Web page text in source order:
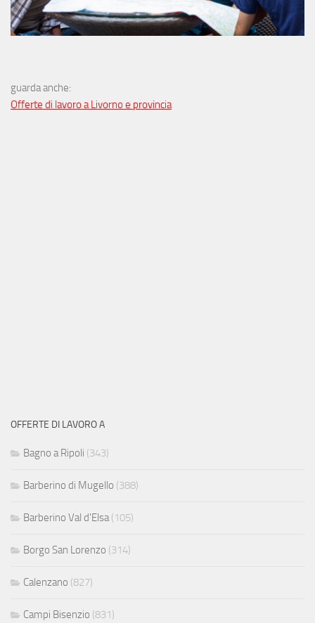
guarda anche:
Offerte di lavoro a Livorno e provincia
OFFERTE DI LAVORO A
Bagno a Ripoli (343)
Barberino di Mugello (388)
Barberino Val d'Elsa(105)
Borgo San Lorenzo (314)
Calenzano (827)
Campi Bisenzio (831)